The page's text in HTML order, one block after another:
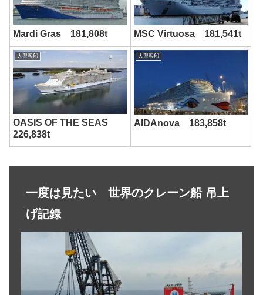
Mardi Gras 181,808t MSC Virtuosa 181,541t
大型客船
OASIS OF THE SEAS
226,838t
大型客船
AIDAnova 183,858t
一度は見たい 世界のクレーン船 吊上
げ記録